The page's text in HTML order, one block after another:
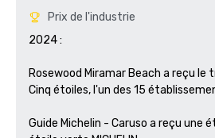
Prix de l'industrie
2024 :
Rosewood Miramar Beach a reçu le
Cinq étoiles, l'un des 15
Guide Michelin - Caruso a reçu une